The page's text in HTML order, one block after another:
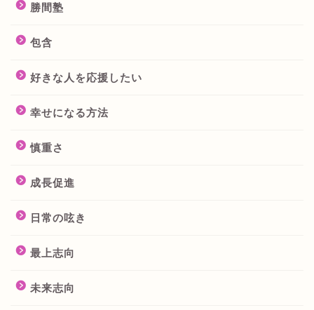
勝間塾
包含
好きな人を応援したい
幸せになる方法
慎重さ
成長促進
日常の呟き
最上志向
未来志向